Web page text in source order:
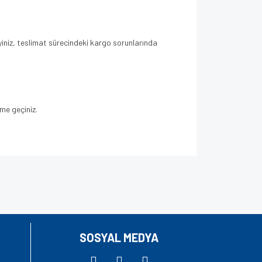
teslimat sürecindeki kargo sorunlarında
geçiniz.
SOSYAL MEDYA